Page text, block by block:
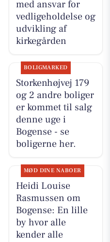
med ansvar for
vedligeholdelse og
udvikling af
kirkegården
BOLIGMARKED
Storkenhøjvej 179
og 2 andre boliger
er kommet til salg
denne uge i
Bogense - se
boligerne her.
MØD DINE NABOER
Heidi Louise
Rasmussen om
Bogense: En lille
by hvor alle
kender alle